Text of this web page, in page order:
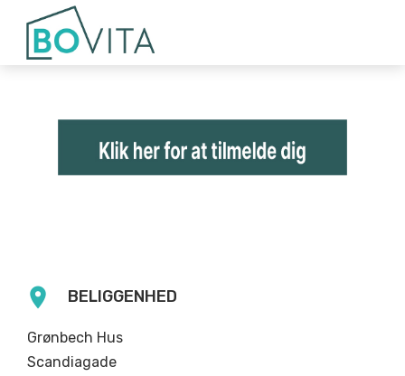
location_on BELIGGENHED
Grønbech Hus
Scandiagade